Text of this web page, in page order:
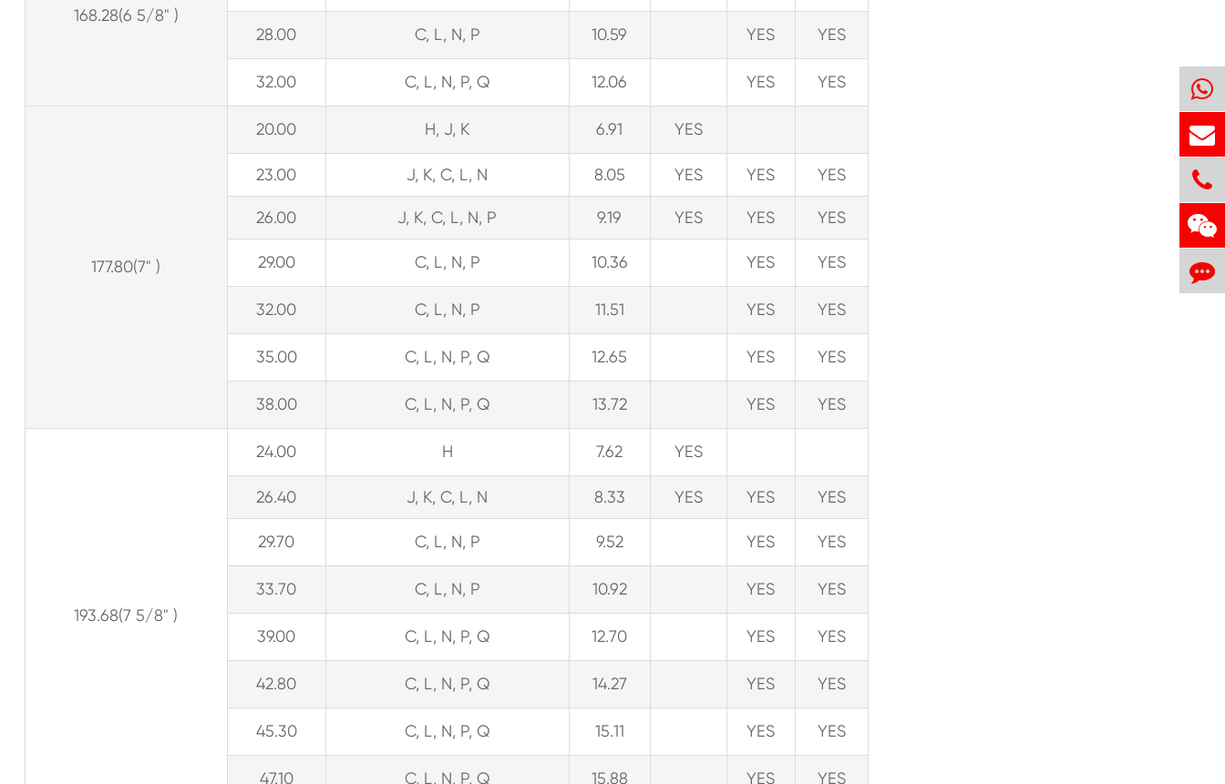
168.28(6 5/8" )
28.00 C, L, N, P 10.59 YES YES
32.00 C, L, N, P, Q 12.06 YES YES
177.80(7" )
20.00 H, J, K 6.91 YES
23.00 J, K, C, L, N 8.05 YES YES YES
26.00 J, K, C, L, N, P 9.19 YES YES YES
29.00 C, L, N, P 10.36 YES YES
32.00 C, L, N, P 11.51 YES YES
35.00 C, L, N, P, Q 12.65 YES YES
38.00 C, L, N, P, Q 13.72 YES YES
193.68(7 5/8" )
24.00 H 7.62 YES
26.40 J, K, C, L, N 8.33 YES YES YES
29.70 C, L, N, P 9.52 YES YES
33.70 C, L, N, P 10.92 YES YES
39.00 C, L, N, P, Q 12.70 YES YES
42.80 C, L, N, P, Q 14.27 YES YES
45.30 C, L, N, P, Q 15.11 YES YES
47.10 C, L, N, P, Q 15.88 YES YES